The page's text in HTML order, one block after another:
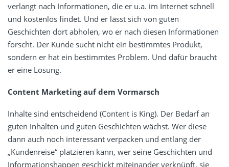
verlangt nach Informationen, die er u.a. im Internet schnell
und kostenlos findet. Und er lässt sich von guten
Geschichten dort abholen, wo er nach diesen Informationen
forscht. Der Kunde sucht nicht ein bestimmtes Produkt,
sondern er hat ein bestimmtes Problem. Und dafür braucht
er eine Lösung.
Content Marketing auf dem Vormarsch
Inhalte sind entscheidend (Content is King). Der Bedarf an
guten Inhalten und guten Geschichten wächst. Wer diese
dann auch noch interessant verpacken und entlang der
„Kundenreise“ platzieren kann, wer seine Geschichten und
Informationshappen geschickt miteinander verknüpft, sie